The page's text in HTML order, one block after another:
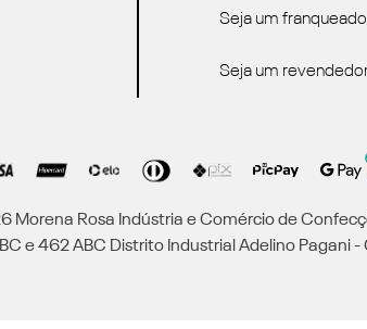
Seja um franqueado
Seja um
Morena Rosa Indústria e Comércio de
e 462 ABC Distrito Industrial Adelino